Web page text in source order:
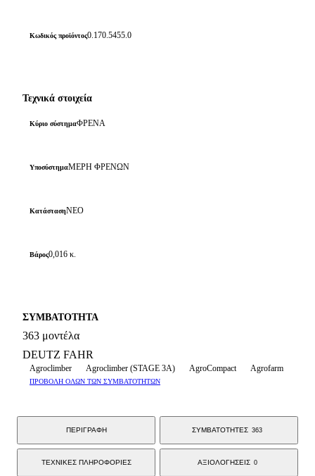
Κωδικός προϊόντος0.170.5455.0
Τεχνικά στοιχεία
Κύριο σύστημαΦΡΕΝΑ
ΥποσύστημαΜΕΡΗ ΦΡΕΝΩΝ
ΚατάστασηΝΕΟ
Βάρος0,016 κ.
ΣΥΜΒΑΤΟΤΗΤΑ
363 μοντέλα
DEUTZ FAHR
Agroclimber Agroclimber (STAGE 3A) AgroCompact Agrofarm
ΠΡΟΒΟΛΗ ΟΛΩΝ ΤΩΝ ΣΥΜΒΑΤΟΤΗΤΩΝ
ΠΕΡΙΓΡΑΦΗ ΣΥΜΒΑΤΟΤΗΤΕΣ 363
ΤΕΧΝΙΚΕΣ ΠΛΗΡΟΦΟΡΙΕΣ ΑΞΙΟΛΟΓΗΣΕΙΣ 0